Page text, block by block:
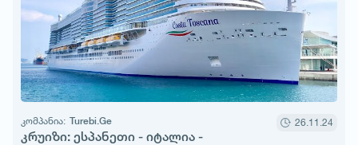
კომპანია: Turebi.Ge
კრუიზი: ესპანეთი - იტალია -
26.11.24